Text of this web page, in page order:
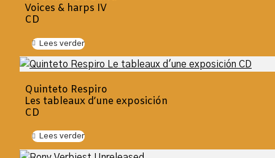
Voices & harps IV
CD
Lees verder
Quinteto Respiro
Les tableaux d’une exposición
CD
Lees verder